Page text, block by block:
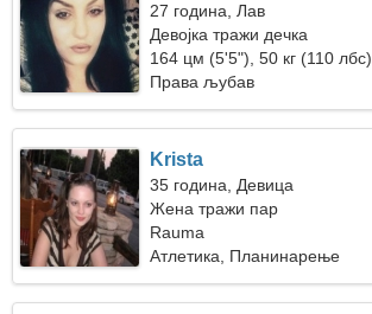
27 година, Лав
Девојка тражи дечка
164 цм (5'5"), 50 кг (110 лбс)
Права љубав
Krista
35 година, Девица
Жена тражи пар
Rauma
Атлетика, Планинарење